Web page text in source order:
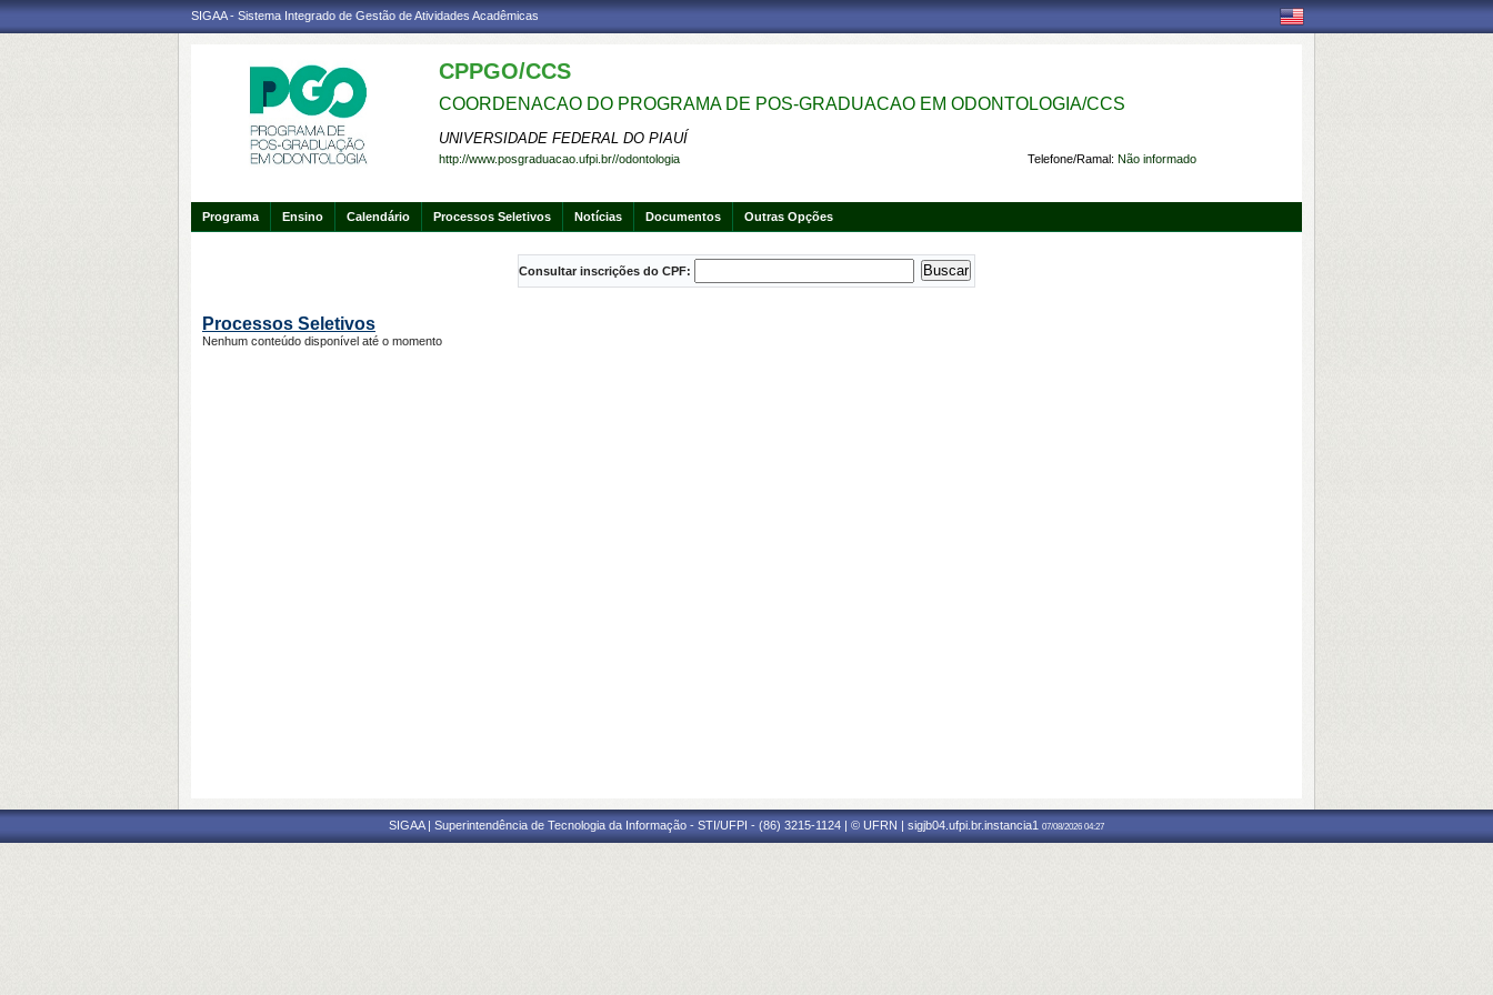
SIGAA - Sistema Integrado de Gestão de Atividades Acadêmicas
CPPGO/CCS
COORDENACAO DO PROGRAMA DE POS-GRADUACAO EM ODONTOLOGIA/CCS
UNIVERSIDADE FEDERAL DO PIAUÍ
Telefone/Ramal: Não informado
http://www.posgraduacao.ufpi.br//odontologia
Programa Ensino Calendário Processos Seletivos Notícias Documentos Outras Opções
Consultar inscrições do CPF:
Processos Seletivos
Nenhum conteúdo disponível até o momento
SIGAA | Superintendência de Tecnologia da Informação - STI/UFPI - (86) 3215-1124 | © UFRN | sigjb04.ufpi.br.instancia1 07/08/2026 04:27